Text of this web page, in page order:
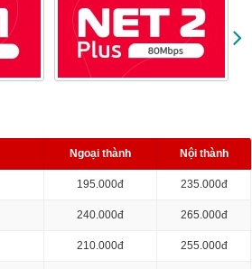
Ngoại thành Nội thành
195.000đ 235.000đ
240.000đ 265.000đ
210.000đ 255.000đ